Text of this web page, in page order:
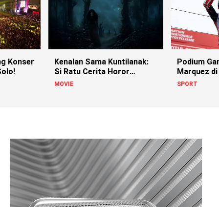
Konser
Kenalan Sama Kuntilanak:
Si Ratu Cerita Horor
Indonesia!
MOVIE
Podium
Marquez
SPORT